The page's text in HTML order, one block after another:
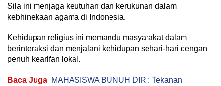
Sila ini menjaga keutuhan dan kerukunan dalam
kebhinekaan agama di Indonesia.
Kehidupan religius ini memandu masyarakat dalam
berinteraksi dan menjalani kehidupan sehari-hari dengan
penuh kearifan lokal.
Baca Juga MAHASISWA BUNUH DIRI: Tekanan